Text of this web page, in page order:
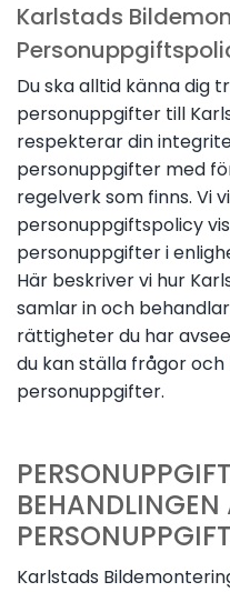
Karlstads
Du ska alltid känna dig
personuppgifter till
respekterar din
personuppgifter med
regelverk som finns. Vi
personuppgiftspolicy
personuppgifter i
Här beskriver vi hur
samlar in och
rättigheter du har
du kan ställa frågor
personuppgifter.
Karlstads